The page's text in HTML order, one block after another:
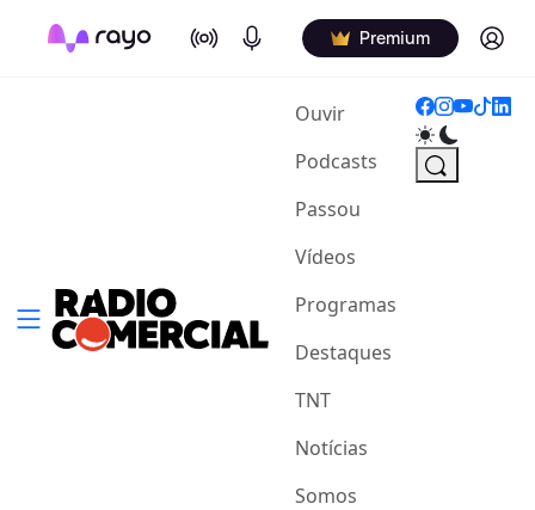
On Air Podcasts Premium Log in
Ouvir(current)
Podcasts
Passou
Vídeos
Programas
Destaques
TNT
Notícias
Somos